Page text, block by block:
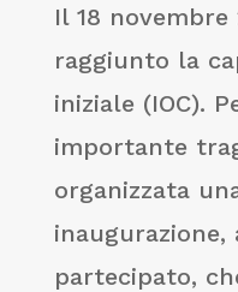
Il 18 novembre
raggiunto la
iniziale (IOC).
importante
organizzata
partecipato,